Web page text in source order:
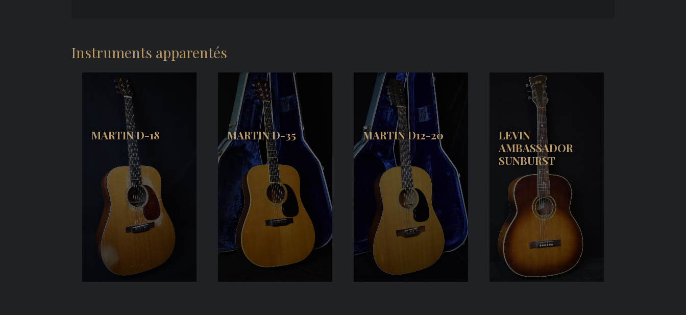
Instruments apparentés
MARTIN D-18 MARTIN D-35 MARTIN D12-20
LEVIN
AMBASSADOR
SUNBURST